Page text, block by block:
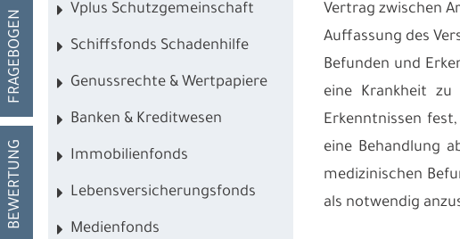
FRAGEBOGEN
BEWERTUNG
Vplus Schutzgemeinschaft
Schiffsfonds Schadenhilfe
Genussrechte & Wertpapiere
Banken & Kreditwesen
Immobilienfonds
Lebensversicherungsfonds
Medienfonds
Vertrag zwischen
Auffassung des
Befunden und
eine Krankheit zu
Erkenntnissen
eine Behandlung
medizinischen
als notwendig